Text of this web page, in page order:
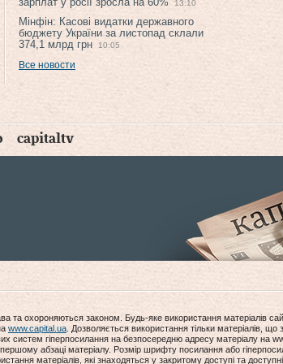
13:10
Мінфін: Касові видатки державного
бюджету України за листопад склали
374,1 млрд грн
10:05
Все новости
capitaltv
та охороняються законом. Будь-яке використання матеріалів
www.capital.ua . Дозволяється використання тільки матеріалів, що
систем гіперпосилання на безпосередню адресу матеріалу на
абзаці матеріалу. Розмір шрифту посилання або
матеріалів, які знаходяться у закритому доступі та